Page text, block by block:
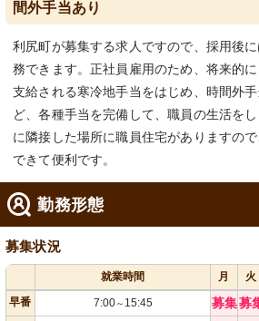
間外手当あり
利尻町が募集する求人ですので、採用後
務できます。正社員雇用のため、将来的
支給される寒冷地手当をはじめ、時間外
ど、各種手当を完備して、職員の生活を
に隣接した場所に職員住宅がありますの
できて便利です。
勤務形態
募集状況
就業時間 月 火
早番
7:00～ 15:45 募集募